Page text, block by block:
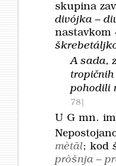
skupina
divójka –
nastavkom
A sada,
tropičnih
pohodili
78
U G mn.
mètāl; kod
pròšnja –